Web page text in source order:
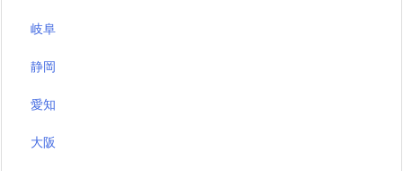
岐阜
静岡
愛知
大阪